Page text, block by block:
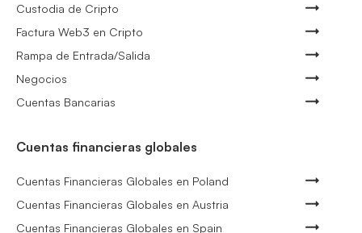
Custodia de Cripto
Factura Web3 en Cripto
Rampa de Entrada/Salida
Negocios
Cuentas Bancarias
Cuentas financieras globales
Cuentas Financieras Globales en Poland
Cuentas Financieras Globales en Austria
Cuentas Financieras Globales en Spain